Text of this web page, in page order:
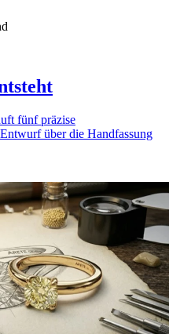
fünf präzise
über die Handfassung